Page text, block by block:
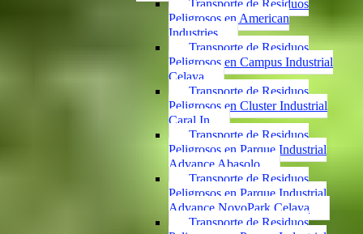
Transporte de Residuos
Peligrosos en American
Industries
Transporte de Residuos
Peligrosos en Campus Industrial
Celaya
Transporte de Residuos
Peligrosos en Cluster Industrial
Caral In
Transporte de Residuos
Peligrosos en Parque Industrial
Advance Abasolo
Transporte de Residuos
Peligrosos en Parque Industrial
Advance NovoPark Celaya
Transporte de Residuos